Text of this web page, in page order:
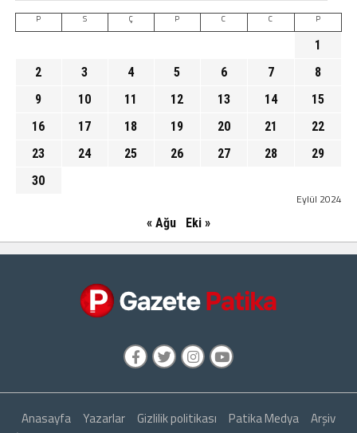
Eylül 2024
P S Ç P C C P
1
2
3 4 5 6 7
8
9
10 11 12 13 14
15
16
17 18 19 20 21
22
23
24 25 26 27 28
29
30
« Ağu Eki »
Anasayfa Yazarlar Gizlilik politikası Patika Medya
Arşiv